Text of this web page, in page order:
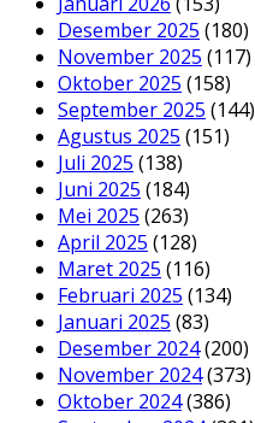
Desember 2025 (180)
November 2025 (117)
Oktober 2025 (158)
September 2025 (144)
Agustus 2025 (151)
Juli 2025 (138)
Juni 2025 (184)
Mei 2025 (263)
April 2025 (128)
Maret 2025 (116)
Februari 2025 (134)
Januari 2025 (83)
Desember 2024(200)
November 2024(373)
Oktober 2024(386)